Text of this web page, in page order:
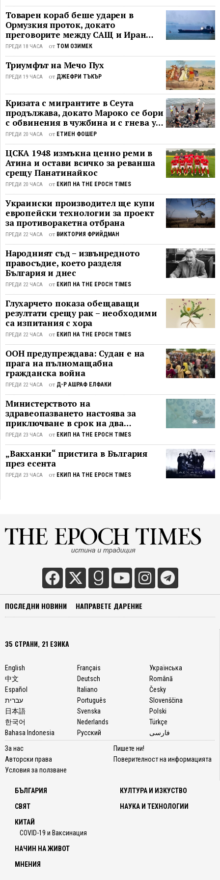
критично. "Тя незабавно трябва да
получи адекватно медицинско
лечение", се казва в изявлението на
делегацията. И още:
словото на достъпа до информация,
заплахите и подслушването на
журналисти, ...
Товарен кораб беше ударен в
Ормузкия проток, докато
преговорите между САЩ и Иран
останаха в безизходица
ПРЕДИ 18 ЧАСА от ТОМ ОЗИМЕК
Триумфът на Мечо Пух
ПРЕДИ 19 ЧАСА от ДЖЕФРИ ТЪКЪР
Кризата с мигрантите в Сеута
продължава, докато Мароко се бори
с обвинения в чужбина и с гнева у
дома
ПРЕДИ 20 ЧАСА от ЕТИЕН ФОШЕР
ЦСКА 1948 измъкна ценно реми в
Атина и остави всичко за реванша
срещу Панатинайкос
ПРЕДИ 20 ЧАСА от ЕКИП НА THE EPOCH TIMES
Украински производител ще купи
европейски технологии за проект
за противоракетна отбрана
ПРЕДИ 22 ЧАСА от ВИКТОРИЯ ФРИЙДМАН
Народният съд – извънредното
правосъдие, което разделя
България и днес
ПРЕДИ 22 ЧАСА от ЕКИП НА THE EPOCH TIMES
Глухарчето показа обещаващи
резултати срещу рак – необходими
са изпитания с хора
ПРЕДИ 22 ЧАСА от ЕКИП НА THE EPOCH TIMES
ООН предупреждава: Судан е на
прага на пълномащабна
гражданска война
ПРЕДИ 22 ЧАСА от Д-Р АШРАФ ЕЛФАКИ
Министерството на
здравеопазването настоява за
приключване в срок на два
ключови строителни проекта
ПРЕДИ 23 ЧАСА от ЕКИП НА THE EPOCH TIMES
„Вакханки“ пристига в България
през есента
ПРЕДИ 23 ЧАСА от ЕКИП НА THE EPOCH TIMES
ПОСЛЕДНИ НОВИНИ НАПРАВЕТЕ ДАРЕНИЕ
35 СТРАНИ, 21 ЕЗИКА
English
中文
Español
עברית
日本語
한국어
Bahasa Indonesia
Français
Deutsch
Italiano
Português
Svenska
Nederlands
Русский
Українська
Română
Česky
Slovenščina
Polski
Türkçe
فارسی
За нас
Авторски права
Условия за ползване
Пишете ни!
Поверителност на информацията
БЪЛГАРИЯ
СВЯТ
КИТАЙ
COVID-19 и Ваксинация
КУЛТУРА И ИЗКУСТВО
НАУКА И ТЕХНОЛОГИИ
НАЧИН НА ЖИВОТ
МНЕНИЯ